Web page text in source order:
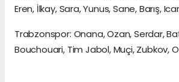
Eren, İlkay, Sara, Yunus, Sane, Barış,
Trabzonspor: Onana, Ozan, Serdar,
Bouchouari, Tim Jabol, Muçi, Zubkov,